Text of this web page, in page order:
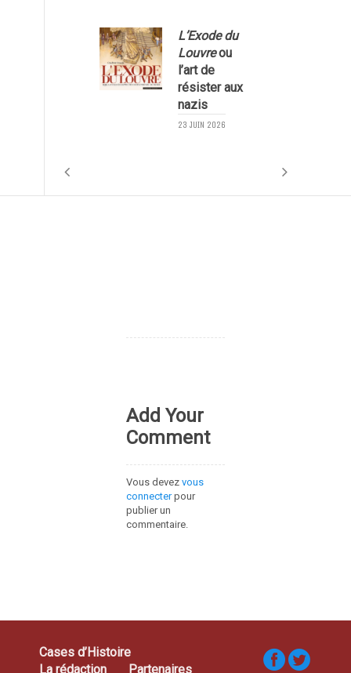
L’Exode du
Louvreou
l’art de
résister aux
nazis
23 JUIN 2026
Add Your
Comment
Vous devez vous
connecterpour
publier un
commentaire.
Cases d’Histoire
La rédaction
Partenaires